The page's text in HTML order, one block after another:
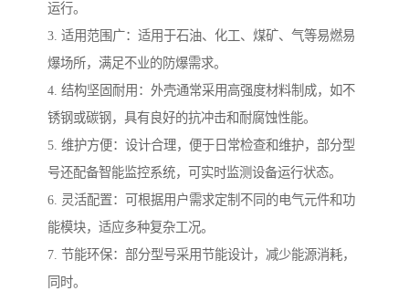
运行。
3. 适用范围广：适用于石油、化工、煤矿、气等易燃易
爆场所，满足不业的防爆需求。
4. 结构坚固耐用：外壳通常采用高强度材料制成，如不
锈钢或碳钢，具有良好的抗冲击和耐腐蚀性能。
5. 维护方便：设计合理，便于日常检查和维护，部分型
号还配备智能监控系统，可实时监测设备运行状态。
6. 灵活配置：可根据用户需求定制不同的电气元件和功
能模块，适应多种复杂工况。
7. 节能环保：部分型号采用节能设计，减少能源消耗，
同时。